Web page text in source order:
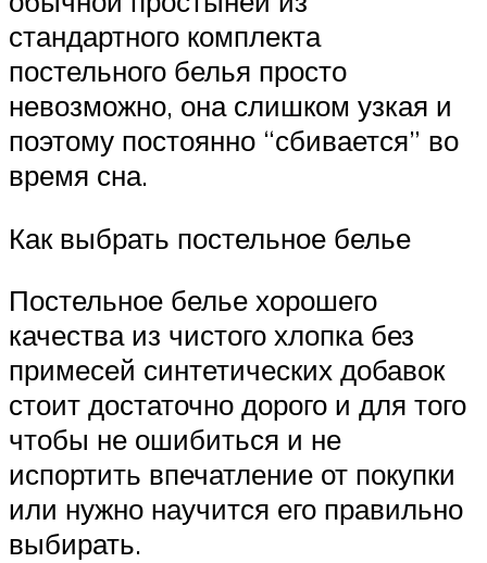
стандартного комплекта
постельного белья просто
невозможно, она слишком узкая и
поэтому постоянно “сбивается” во
время сна.
Как выбрать постельное белье
Постельное белье хорошего
качества из чистого хлопка без
примесей синтетических добавок
стоит достаточно дорого и для того
чтобы не ошибиться и не
испортить впечатление от покупки
или нужно научится его правильно
выбирать.